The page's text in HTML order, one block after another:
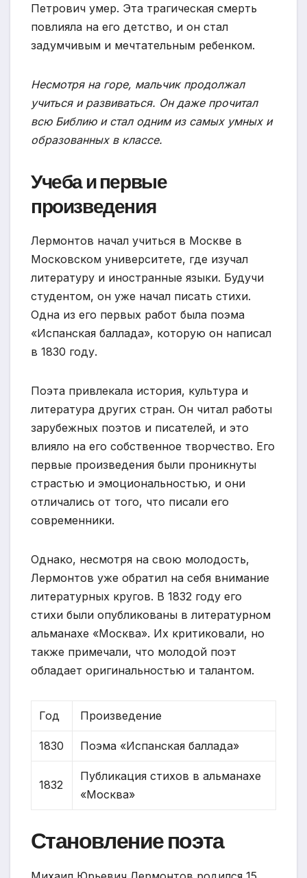
Петрович умер. Эта трагическая смерть
повлияла на его детство, и он стал
задумчивым и мечтательным ребенком.
Несмотря на горе, мальчик продолжал
учиться и развиваться. Он даже прочитал
всю Библию и стал одним из самых умных и
образованных в классе.
Учеба и первые
произведения
Лермонтов начал учиться в Москве в
Московском университете, где изучал
литературу и иностранные языки. Будучи
студентом, он уже начал писать стихи.
Одна из его первых работ была поэма
«Испанская баллада», которую он написал
в 1830 году.
Поэта привлекала история, культура и
литература других стран. Он читал работы
зарубежных поэтов и писателей, и это
влияло на его собственное творчество. Его
первые произведения были проникнуты
страстью и эмоциональностью, и они
отличались от того, что писали его
современники.
Однако, несмотря на свою молодость,
Лермонтов уже обратил на себя внимание
литературных кругов. В 1832 году его
стихи были опубликованы в литературном
альманахе «Москва». Их критиковали, но
также примечали, что молодой поэт
обладает оригинальностью и талантом.
Год Произведение
1830 Поэма «Испанская баллада»
1832
Публикация стихов в альманахе
«Москва»
Становление поэта